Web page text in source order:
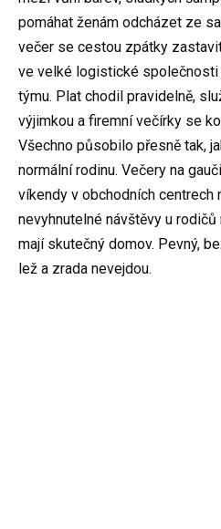
pomáhat ženám odcházet ze
večer se cestou zpátky
ve velké logistické
týmu. Plat chodil pravidelně,
výjimkou a firemní večírky se
Všechno působilo přesně tak,
normální rodinu. Večery na
víkendy v obchodních centrech
nevyhnutelné návštěvy u rodičů
mají skutečný domov. Pevný,
lež a zrada nevejdou.